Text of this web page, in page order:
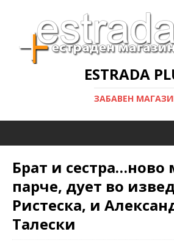
ESTRADA
ЗАБАВЕН
Брат и сестра…ново
парче, дует во
Ристеска, и
Талески